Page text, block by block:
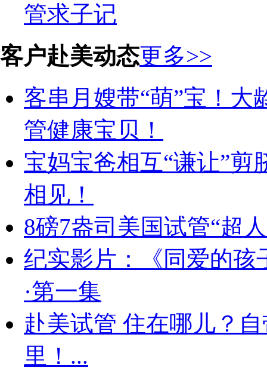
管求子记
客户赴美动态更多>>
客串月嫂带“萌”宝！大
管健康宝贝！
宝妈宝爸相互“谦让”
相见！
8磅7盎司美国试管“超
纪实影片：《同爱的孩
·第一集
赴美试管 住在哪儿？
里！...